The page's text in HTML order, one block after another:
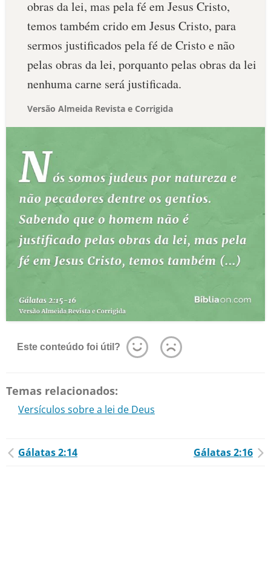
obras da lei, mas pela fé em Jesus Cristo,
temos também crido em Jesus Cristo, para
sermos justificados pela fé de Cristo e não
pelas obras da lei, porquanto pelas obras da lei
nenhuma carne será justificada.
Versão Almeida Revista e Corrigida
Este conteúdo foi útil?
Temas relacionados:
Versículos sobre a lei de Deus
Gálatas 2:14 Gálatas 2:16